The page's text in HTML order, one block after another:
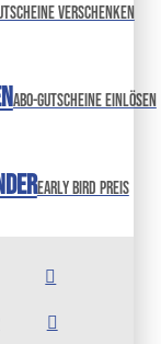
verschenken
abo-gutscheine einlösen
Early bird preis